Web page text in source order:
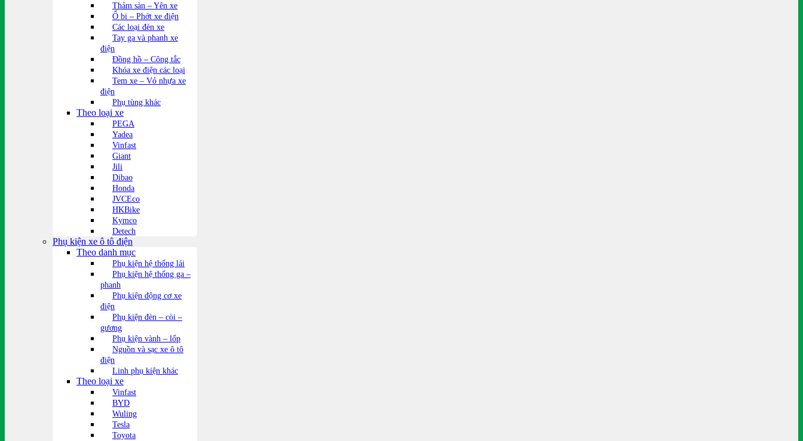
Thảm sàn – Yên xe
Ổ bi – Phớt xe điện
Các loại đèn xe
Tay ga và phanh xe
điện
Đồng hồ – Công tắc
Khóa xe điện các loại
Tem xe – Vỏ nhựa xe
điện
Phụ tùng khác
Theo loại xe
PEGA
Yadea
Vinfast
Giant
Jili
Dibao
Honda
JVCEco
HKBike
Kymco
Detech
Phụ kiện xe ô tô điện
Theo danh mục
Phụ kiện hệ thống lái
Phụ kiện hệ thống ga –
phanh
Phụ kiện động cơ xe
điện
Phụ kiện đèn – còi –
gương
Phụ kiện vành – lốp
Nguồn và sạc xe ô tô
điện
Linh phụ kiện khác
Theo loại xe
Vinfast
BYD
Wuling
Tesla
Toyota